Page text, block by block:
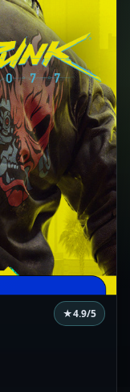
★4.9/5